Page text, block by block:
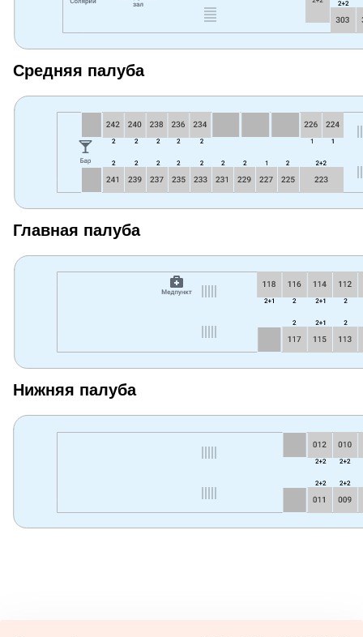
Средняя палуба
Главная палуба
Нижняя палуба